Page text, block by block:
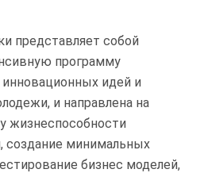
представляет собой
программу
идей и
и направлена на
жизнеспособности
создание минимальных
бизнес моделей,